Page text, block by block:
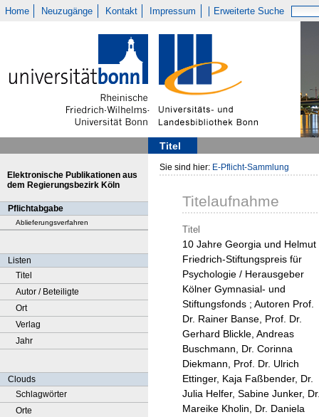
Home Neuzugänge Kontakt Impressum Erweiterte Suche
Titel
Elektronische Publikationen aus
dem Regierungsbezirk Köln
Pflichtabgabe
Ablieferungsverfahren
Listen
Titel
Autor / Beteiligte
Ort
Verlag
Jahr
Clouds
Schlagwörter
Orte
Sie sind hier: E-Pflicht-Sammlung
Titelaufnahme
Titel
10 Jahre Georgia und Helmut
Friedrich-Stiftungspreis für
Psychologie / Herausgeber
Kölner Gymnasial- und
Stiftungsfonds ; Autoren Prof.
Dr. Rainer Banse, Prof. Dr.
Gerhard Blickle, Andreas
Buschmann, Dr. Corinna
Diekmann, Prof. Dr. Ulrich
Ettinger, Kaja Faßbender, Dr.
Julia Helfer, Sabine Junker,
Mareike Kholin, Dr. Daniela